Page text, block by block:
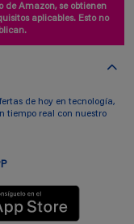
de Amazon, se obtienen
aplicables. Esto no
de hoy en tecnología,
tiempo real con nuestro